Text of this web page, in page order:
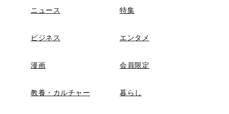
ニュース 特集
ビジネス エンタメ
漫画 会員限定
教養・カルチャー 暮らし